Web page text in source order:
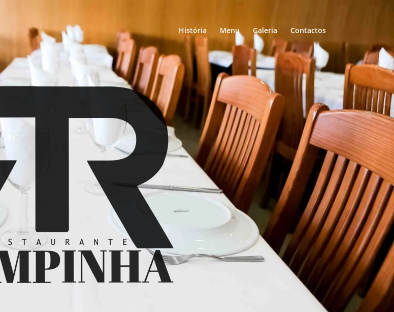
História Menu Galeria Contactos